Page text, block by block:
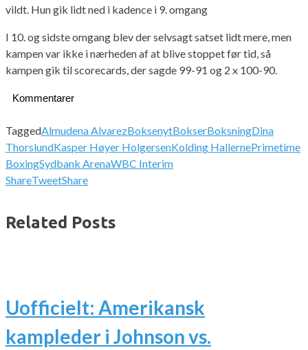
vildt. Hun gik lidt ned i kadence i 9. omgang
I 10. og sidste omgang blev der selvsagt satset lidt mere, men
kampen var ikke i nærheden af at blive stoppet før tid, så
kampen gik til scorecards, der sagde 99-91 og 2 x 100-90.
Kommentarer
TaggedAlmudena AlvarezBoksenytBokserBoksningDina
ThorslundKasper Høyer HolgersenKolding HallernePrimetime
BoxingSydbank ArenaWBC Interim
ShareTweetShare
Related Posts
Uofficielt: Amerikansk
kampleder i Johnson vs.